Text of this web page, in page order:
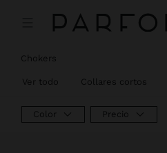
Chokers
Ver todo Collares cortos
Color Precio